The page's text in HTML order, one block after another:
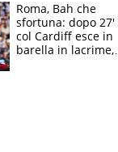
Roma, Bah che
sfortuna: dopo 27'
col Cardiff esce in
barella in lacrime,